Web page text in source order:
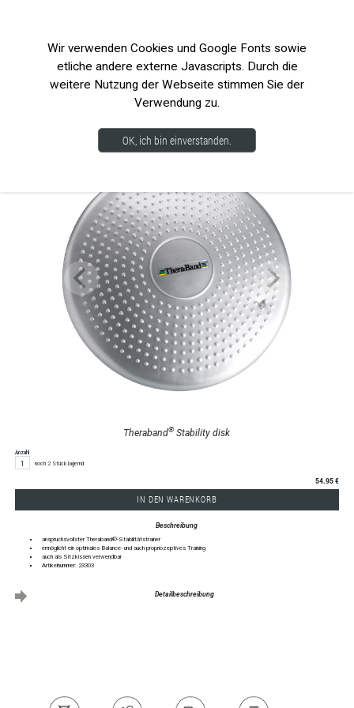
20% Rabatt auf
Gewichtsprodukte!
Rabatt-Code: kraft-2026
Theraband® Stability disk
Anzahl
noch 2 Stück lagernd
54.95 €
IN DEN WARENKORB
Beschreibung
anspruchsvollster Theraband®-Stabilitätstrainer
ermöglicht ein optimales Balance- und auch propriozeptives Training
auch als Sitzkissen verwendbar
Artikelnummer: 23303
Detailbeschreibung
Wir verwenden Cookies und Google Fonts sowie
etliche andere externe Javascripts. Durch die
weitere Nutzung der Webseite stimmen Sie der
Verwendung zu.
OK, ich bin einverstanden.